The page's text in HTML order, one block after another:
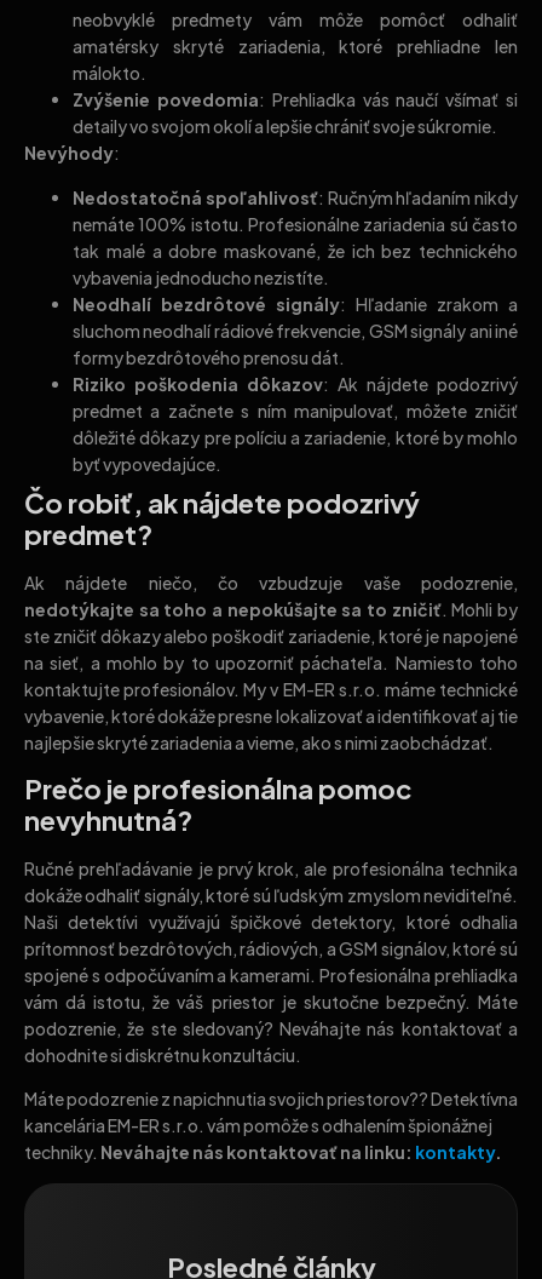
neobvyklé predmety vám môže pomôcť odhaliť
amatérsky skryté zariadenia, ktoré prehliadne len
málokto.
Zvýšenie povedomia: Prehliadka vás naučí všímať si
detaily vo svojom okolí a lepšie chrániť svoje súkromie.
Nevýhody:
Nedostatočná spoľahlivosť: Ručným hľadaním nikdy
nemáte 100% istotu. Profesionálne zariadenia sú často
tak malé a dobre maskované, že ich bez technického
vybavenia jednoducho nezistíte.
Neodhalí bezdrôtové signály: Hľadanie zrakom a
sluchom neodhalí rádiové frekvencie, GSM signály ani iné
formy bezdrôtového prenosu dát.
Riziko poškodenia dôkazov: Ak nájdete podozrivý
predmet a začnete s ním manipulovať, môžete zničiť
dôležité dôkazy pre políciu a zariadenie, ktoré by mohlo
byť vypovedajúce.
Čo robiť, ak nájdete podozrivý
predmet?
Ak nájdete niečo, čo vzbudzuje vaše podozrenie,
nedotýkajte sa toho a nepokúšajte sa to zničiť. Mohli by
ste zničiť dôkazy alebo poškodiť zariadenie, ktoré je napojené
na sieť, a mohlo by to upozorniť páchateľa. Namiesto toho
kontaktujte profesionálov. My v EM-ER s.r.o. máme technické
vybavenie, ktoré dokáže presne lokalizovať a identifikovať aj tie
najlepšie skryté zariadenia a vieme, ako s nimi zaobchádzať.
Prečo je profesionálna pomoc
nevyhnutná?
Ručné prehľadávanie je prvý krok, ale profesionálna technika
dokáže odhaliť signály, ktoré sú ľudským zmyslom neviditeľné.
Naši detektívi využívajú špičkové detektory, ktoré odhalia
prítomnosť bezdrôtových, rádiových, a GSM signálov, ktoré sú
spojené s odpočúvaním a kamerami. Profesionálna prehliadka
vám dá istotu, že váš priestor je skutočne bezpečný. Máte
podozrenie, že ste sledovaný? Neváhajte nás kontaktovať a
dohodnite si diskrétnu konzultáciu.
Máte podozrenie z napichnutia svojich priestorov?? Detektívna
kancelária EM-ER s.r.o. vám pomôže s odhalením špionážnej
techniky. Neváhajte nás kontaktovaťna linku: kontakty.
Posledné články